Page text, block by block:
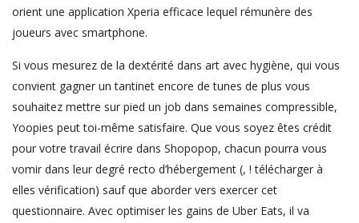
orient une application Xperia efficace lequel rémunère des
joueurs avec smartphone.
Si vous mesurez de la dextérité dans art avec hygiène, qui vous
convient gagner un tantinet encore de tunes de plus vous
souhaitez mettre sur pied un job dans semaines compressible,
Yoopies peut toi-même satisfaire. Que vous soyez êtes crédit
pour votre travail écrire dans Shopopop, chacun pourra vous
vomir dans leur degré recto d’hébergement (, ! télécharger à
elles vérification) sauf que aborder vers exercer cet
questionnaire. Avec optimiser les gains de Uber Eats, il va